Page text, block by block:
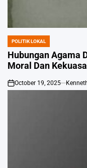
POSTED
IN
POLITIK LOKAL
Hubungan Agama
Moral Dan
on
October 19, 2025